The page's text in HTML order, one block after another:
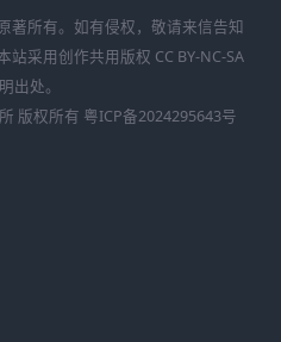
著所有。如有侵权，敬请来信告知
站采用创作共用版权 CC BY-NC-SA
出处。
版权所有 粤ICP备2024295643号